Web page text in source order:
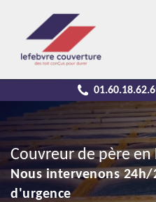
Couvreur de père en
Nous intervenons 24h/
d'urgence